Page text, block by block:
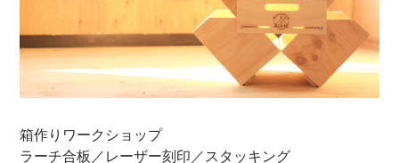
箱作りワークショップ
ラーチ合板／レーザー刻印／スタッキング